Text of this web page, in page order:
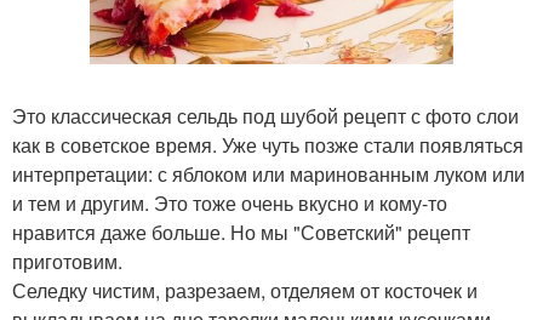
Это классическая сельдь под шубой рецепт с фото слои
как в советское время. Уже чуть позже стали появляться
интерпретации: с яблоком или маринованным луком или
и тем и другим. Это тоже очень вкусно и кому-то
нравится даже больше. Но мы "Советский" рецепт
приготовим.
Селедку чистим, разрезаем, отделяем от косточек и